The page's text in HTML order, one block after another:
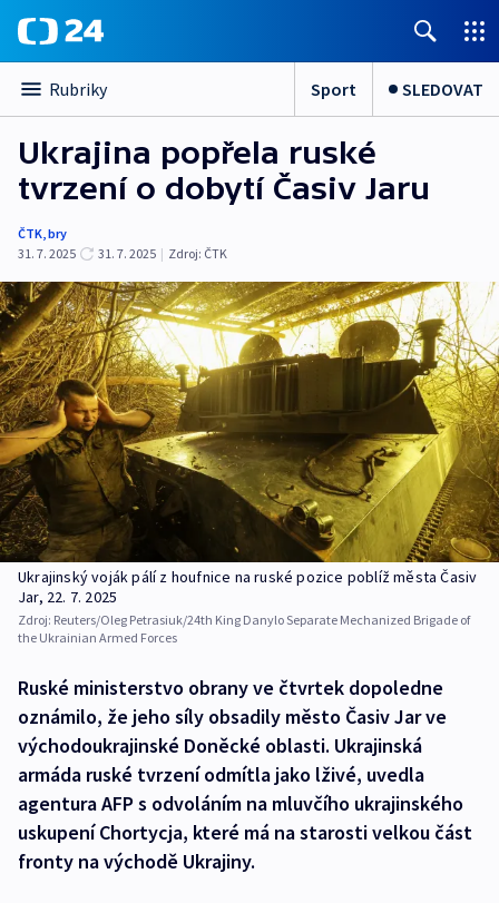
Rubriky Sport SLEDOVAT
Ukrajina popřela ruské
tvrzení o dobytí Časiv Jaru
ČTK,bry
31. 7. 2025
31. 7. 2025 | Zdroj: ČTK
Ukrajinský voják pálí z houfnice na ruské pozice poblíž města Časiv
Jar, 22. 7. 2025
Zdroj: Reuters/Oleg Petrasiuk/24th King Danylo Separate Mechanized Brigade of
the Ukrainian Armed Forces
Ruské ministerstvo obrany ve čtvrtek dopoledne
oznámilo, že jeho síly obsadily město Časiv Jar ve
východoukrajinské Doněcké oblasti. Ukrajinská
armáda ruské tvrzení odmítla jako lživé, uvedla
agentura AFP s odvoláním na mluvčího ukrajinského
uskupení Chortycja, které má na starosti velkou část
fronty na východě Ukrajiny.